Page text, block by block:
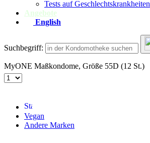
Tests auf Geschlechtskrankheiten
Angebote
English
Suchbegriff:
MyONE Maßkondome, Größe 55D (12 St.)
Vegan
Andere Marken